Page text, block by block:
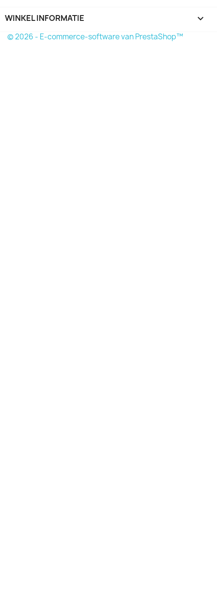
WINKEL INFORMATIE keyboard_arrow_down
© 2026 - E-commerce-software van PrestaShop™